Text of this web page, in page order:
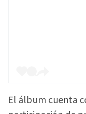
El álbum cuenta